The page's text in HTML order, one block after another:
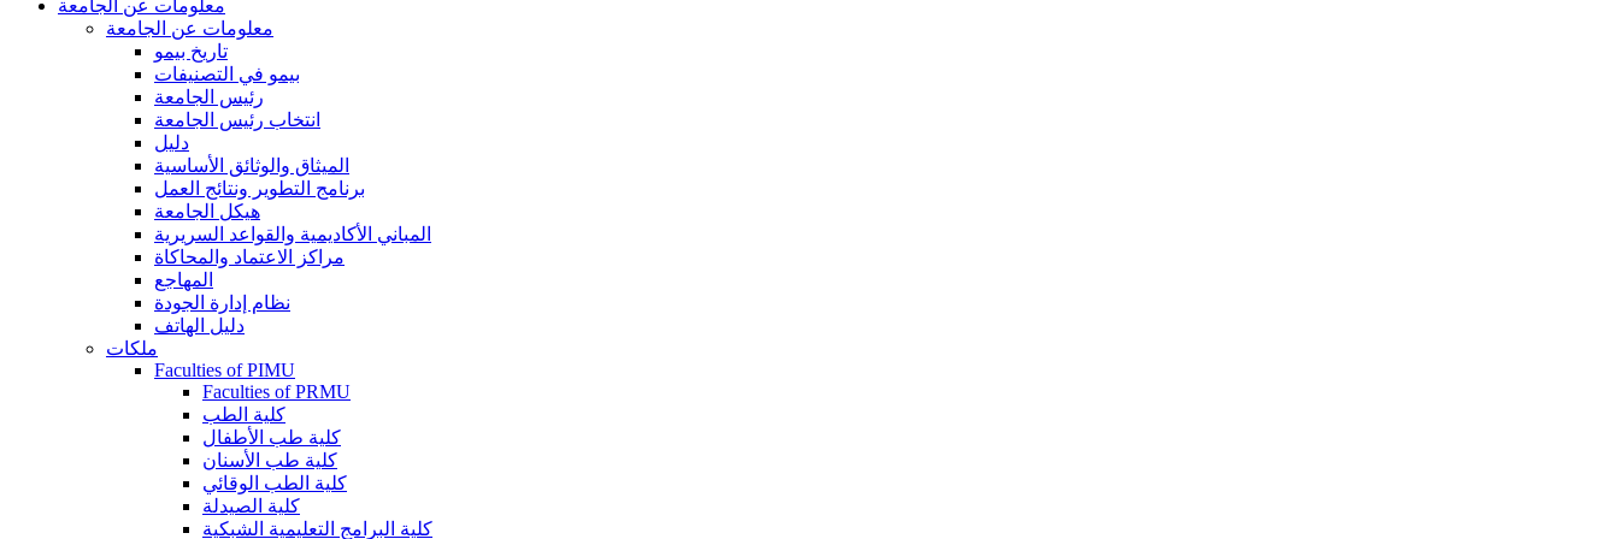
معلومات عن الجامعة
معلومات عن الجامعة
تاريخ بيمو
بيمو في التصنيفات
رئيس الجامعة
انتخاب رئيس الجامعة
دليل
الميثاق والوثائق الأساسية
برنامج التطوير ونتائج العمل
هيكل الجامعة
المباني الأكاديمية والقواعد السريرية
مراكز الاعتماد والمحاكاة
المهاجع
نظام إدارة الجودة
دليل الهاتف
ملكات
Faculties of PIMU
Faculties of PRMU
كلية الطب
كلية طب الأطفال
كلية طب الأسنان
كلية الطب الوقائي
كلية الصيدلة
كلية البرامج التعليمية الشبكية